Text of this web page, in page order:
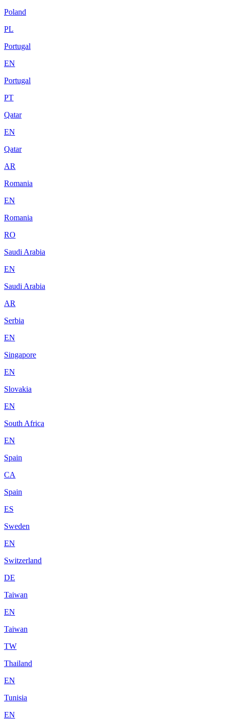
Poland
PL
Portugal
EN
Portugal
PT
Qatar
EN
Qatar
AR
Romania
EN
Romania
RO
Saudi Arabia
EN
Saudi Arabia
AR
Serbia
EN
Singapore
EN
Slovakia
EN
South Africa
EN
Spain
CA
Spain
ES
Sweden
EN
Switzerland
DE
Taiwan
EN
Taiwan
TW
Thailand
EN
Tunisia
EN